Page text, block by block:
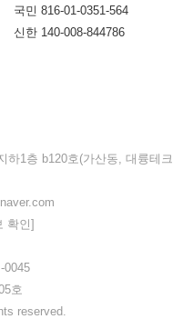
국민 816-01-0351-564
신한 140-008-844786
하1층 b120호(가산동, 대륭테크
확인]
0045
호
reserved.